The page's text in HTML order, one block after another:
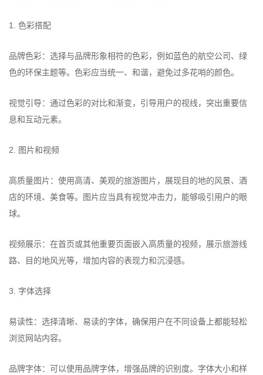
1. 色彩搭配
品牌色彩：选择与品牌形象相符的色彩，例如蓝色的航空公司、绿
色的环保主题等。色彩应当统一、和谐，避免过多花哨的颜色。
视觉引导：通过色彩的对比和渐变，引导用户的视线，突出重要信
息和互动元素。
2. 图片和视频
高质量图片：使用高清、美观的旅游图片，展现目的地的风景、酒
店的环境、美食等。图片应当具有视觉冲击力，能够吸引用户的眼
球。
视频展示：在首页或其他重要页面嵌入高质量的视频，展示旅游线
路、目的地风光等，增加内容的表现力和沉浸感。
3. 字体选择
易读性：选择清晰、易读的字体，确保用户在不同设备上都能轻松
浏览网站内容。
品牌字体：可以使用品牌字体，增强品牌的识别度。字体大小和样